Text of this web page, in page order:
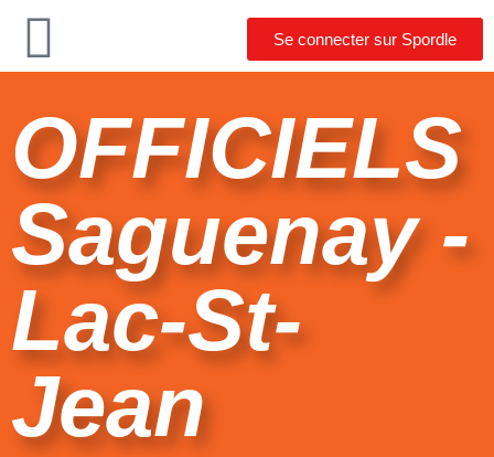
Se connecter sur Spordle
OFFICIELS
Saguenay -
Lac-St-
Jean